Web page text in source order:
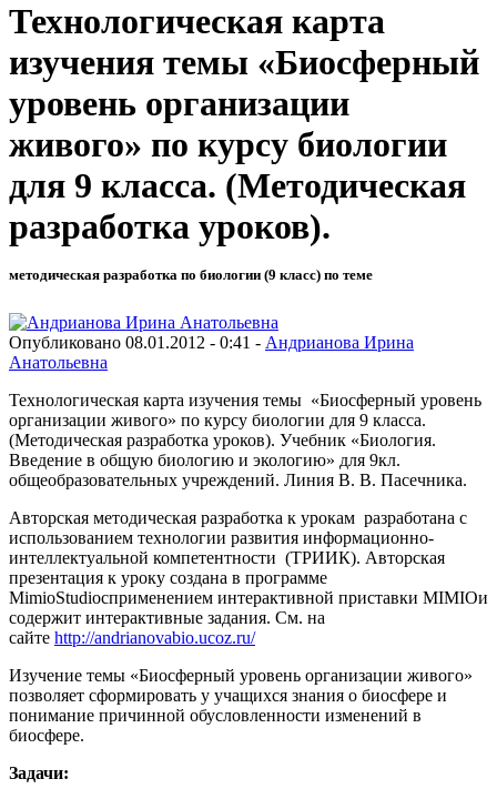
Технологическая карта
изучения темы «Биосферный
уровень организации
живого» по курсу биологии
для 9 класса. (Методическая
разработка уроков).
методическая разработка по биологии (9 класс) по теме
Опубликовано 08.01.2012 - 0:41 - Андрианова Ирина
Анатольевна
Технологическая карта изучения темы «Биосферный уровень
организации живого» по курсу биологии для 9 класса.
(Методическая разработка уроков). Учебник «Биология.
Введение в общую биологию и экологию» для 9кл.
общеобразовательных учреждений. Линия В. В. Пасечника.
Авторская методическая разработка к урокам разработана с
использованием технологии развития информационно-
интеллектуальной компетентности (ТРИИК). Авторская
презентация к уроку создана в программе
MimioStudiocприменением интерактивной приставки MIMIOи
содержит интерактивные задания. См. на
сайте http://andrianovabio.ucoz.ru/
Изучение темы «Биосферный уровень организации живого»
позволяет сформировать у учащихся знания о биосфере и
понимание причинной обусловленности изменений в
биосфере.
Задачи: